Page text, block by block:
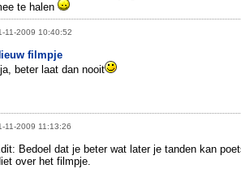
te halen
11-2009 10:40:52
filmpje
beter laat dan nooit
11-2009 11:13:26
Bedoel dat je beter wat later je tanden kan
over het filmpje.